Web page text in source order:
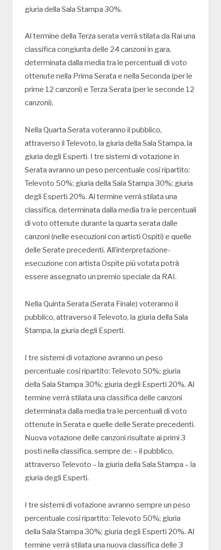
giuria della Sala Stampa 30%.
Al termine della Terza serata verrà stilata da Rai una
classifica congiunta delle 24 canzoni in gara,
determinata dalla media tra le percentuali di voto
ottenute nella Prima Serata e nella Seconda (per le
prime 12 canzoni) e Terza Serata (per le seconde 12
canzoni).
Nella Quarta Serata voteranno il pubblico,
attraverso il Televoto, la giuria della Sala Stampa, la
giuria degli Esperti. I tre sistemi di votazione in
Serata avranno un peso percentuale così ripartito:
Televoto 50%; giuria della Sala Stampa 30%; giuria
degli Esperti 20%. Al termine verrà stilata una
classifica, determinata dalla media tra le percentuali
di voto ottenute durante la quarta serata dalle
canzoni (nelle esecuzioni con artisti Ospiti) e quelle
delle Serate precedenti. All’interpretazione-
esecuzione con artista Ospite più votata potrà
essere assegnato un premio speciale da RAI.
Nella Quinta Serata (Serata Finale) voteranno il
pubblico, attraverso il Televoto, la giuria della Sala
Stampa, la giuria degli Esperti.
I tre sistemi di votazione avranno un peso
percentuale così ripartito: Televoto 50%; giuria
della Sala Stampa 30%; giuria degli Esperti 20%. Al
termine verrà stilata una classifica delle canzoni
determinata dalla media tra le percentuali di voto
ottenute in Serata e quelle delle Serate precedenti.
Nuova votazione delle canzoni risultate ai primi 3
posti nella classifica, sempre de: – il pubblico,
attraverso Televoto – la giuria della Sala Stampa – la
giuria degli Esperti.
I tre sistemi di votazione avranno sempre un peso
percentuale così ripartito: Televoto 50%; giuria
della Sala Stampa 30%; giuria degli Esperti 20%. Al
termine verrà stilata una nuova classifica delle 3